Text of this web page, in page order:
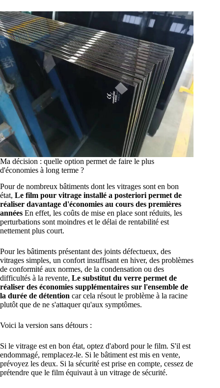
Ma décision : quelle option permet de faire le plus
d'économies à long terme ?
Pour de nombreux bâtiments dont les vitrages sont en bon
état, Le film pour vitrage installé a posteriori permet de
réaliser davantage d'économies au cours des premières
années En effet, les coûts de mise en place sont réduits, les
perturbations sont moindres et le délai de rentabilité est
nettement plus court.
Pour les bâtiments présentant des joints défectueux, des
vitrages simples, un confort insuffisant en hiver, des problèmes
de conformité aux normes, de la condensation ou des
difficultés à la revente, Le substitut du verre permet de
réaliser des économies supplémentaires sur l'ensemble de
la durée de détention car cela résout le problème à la racine
plutôt que de ne s'attaquer qu'aux symptômes.
Voici la version sans détours :
Si le vitrage est en bon état, optez d'abord pour le film. S'il est
endommagé, remplacez-le. Si le bâtiment est mis en vente,
prévoyez les deux. Si la sécurité est prise en compte, cessez de
prétendre que le film équivaut à un vitrage de sécurité.